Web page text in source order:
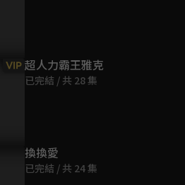
VIP 超人力霸王雅克
已完結 / 共 28 集
換換愛
已完結 / 共 24 集